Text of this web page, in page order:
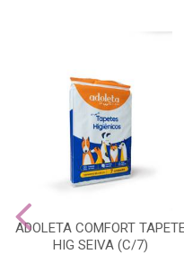
ADOLETA COMFORT
HIG SEIVA (C/7)